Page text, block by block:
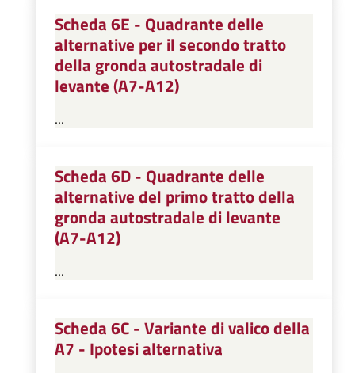
Scheda 6E - Quadrante delle
alternative per il secondo tratto
della gronda autostradale di
levante (A7-A12)
...
Scheda 6D - Quadrante delle
alternative del primo tratto della
gronda autostradale di levante
(A7-A12)
...
Scheda 6C - Variante di valico della
A7 - Ipotesi alternativa